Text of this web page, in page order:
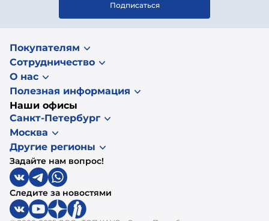
Подписаться
Покупателям
Сотрудничество
О нас
Полезная информация
Наши офисы
Санкт-Петербург
Москва
Другие регионы
Задайте нам вопрос!
Следите за новостями